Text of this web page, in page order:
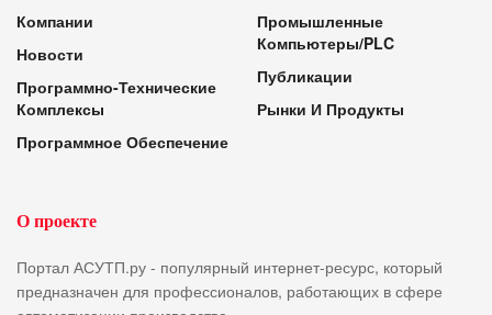
Компании
Новости
Программно-Технические
Комплексы
Программное Обеспечение
Промышленные
Компьютеры/PLC
Публикации
Рынки И Продукты
О проекте
Портал АСУТП.ру - популярный интернет-ресурс, который
предназначен для профессионалов, работающих в сфере